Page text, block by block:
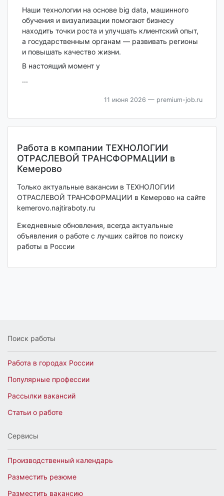
Наши технологии на основе big data, машинного
обучения и визуализации помогают бизнесу
находить точки роста и улучшать клиентский опыт,
а государственным органам — развивать регионы
и повышать качество жизни.
В настоящий момент у
...
11 июня 2026 — premium-job.ru
Работа в компании ТЕХНОЛОГИИ
ОТРАСЛЕВОЙ ТРАНСФОРМАЦИИ в
Кемерово
Только актуальные вакансии в ТЕХНОЛОГИИ
ОТРАСЛЕВОЙ ТРАНСФОРМАЦИИ в Кемерово на сайте
kemerovo.najtiraboty.ru
Ежедневные обновления, всегда актуальные
объявления о работе с лучших сайтов по поиску
работы в России
Поиск работы
Работа в городах России
Популярные профессии
Рассылки вакансий
Статьи о работе
Сервисы
Производственный календарь
Разместить резюме
Разместить вакансию